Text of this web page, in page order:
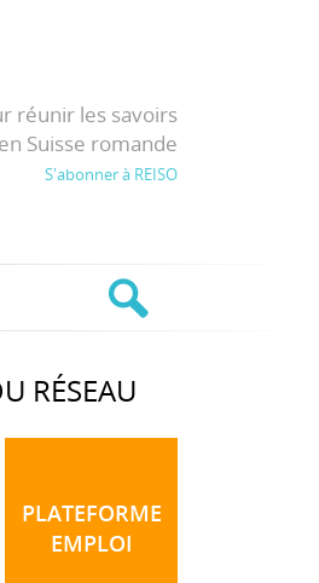
réunir les savoirs
Suisse romande
S'abonner à REISO
RÉSEAU
PLATEFORME
EMPLOI